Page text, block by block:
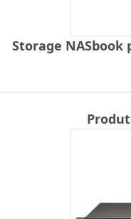
Storage NASbook